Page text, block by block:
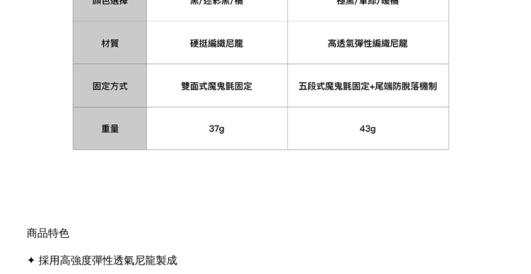
商品特色
✦ 採用高強度彈性透氣尼龍製成